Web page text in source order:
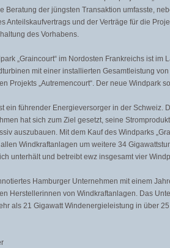
Beratung der jüngsten Transaktion umfasste,
Anteilskaufvertrags und der Verträge für die
des Vorhabens.
„Graincourt“ im Nordosten Frankreichs ist im
mit einer installierten Gesamtleistung
Projekts „Autremencourt“. Der neue Windpark
ein führender Energieversorger in der Schweiz.
hat sich zum Ziel gesetzt, seine
auszubauen. Mit dem Kauf des Windparks
Windkraftanlagen um weitere 34
unterhält und betreibt ewz insgesamt vier
Hamburger Unternehmen mit einem
Herstellerinnen von Windkraftanlagen. Das
als 21 Gigawatt Windenergieleistung in über